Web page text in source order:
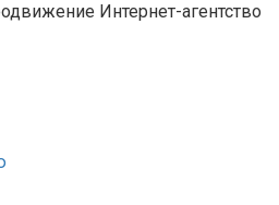
Интернет-агентство